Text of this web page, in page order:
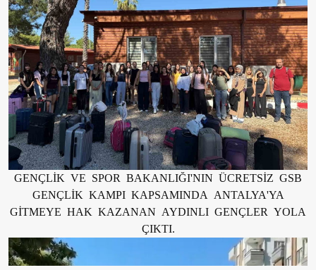
GENÇLİK VE SPOR BAKANLIĞI'NIN ÜCRETSİZ GSB
GENÇLİK KAMPI KAPSAMINDA ANTALYA'YA
GİTMEYE HAK KAZANAN AYDINLI GENÇLER YOLA
ÇIKTI.